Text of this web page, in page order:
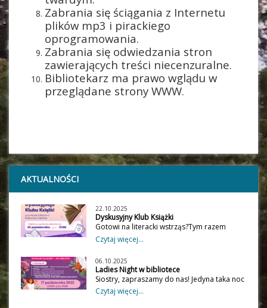
Zabrania się ściągania z Internetu
plików mp3 i pirackiego
oprogramowania.
Zabrania się odwiedzania stron
zawierających treści niecenzuralne.
Bibliotekarz ma prawo wglądu w
przeglądane strony WWW.
AKTUALNOŚCI
22.10.2025
Dyskusyjny Klub Książki
Gotowi na literacki wstrząs?Tym razem
bierzemy na warsztat dwa mocne tytuły:
„Piąte dziecko” Doris Lessing – wstrząs,
„Kobieta na schodach” Bernhard Schlink –
miłość, sztuka i tajemnice, które nie dają
spokoju.Spotykamy się 30 października w
MBP w UjeździePrzyjdź, pogadaj, posłuchaj.
Czytaj więcej...
06.10.2025
Ladies Night w bibliotece
Siostry, zapraszamy do nas! Jedyna taka noc
w roku… Ladies Night w Bibliotece! Dla
chętnych "nocowanka", a więc zabierzcie
Czytaj więcej...